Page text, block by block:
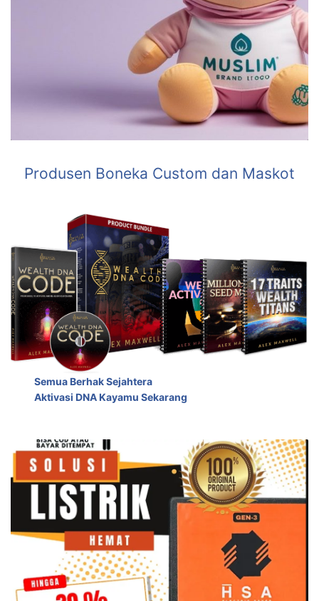
Produsen Boneka Custom dan Maskot
Semua Berhak Sejahtera
Aktivasi DNA Kayamu Sekarang